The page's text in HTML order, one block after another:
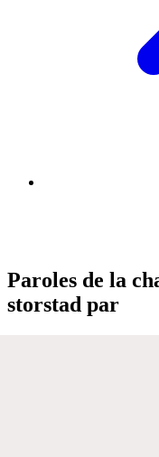
Paroles de la
storstad par